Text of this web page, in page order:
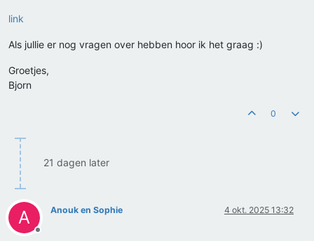
link
Als jullie er nog vragen over hebben hoor ik het graag :)
Groetjes,
Bjorn
0
21 dagen later
A
Offline
Anouk en Sophie 4 okt. 2025 13:32